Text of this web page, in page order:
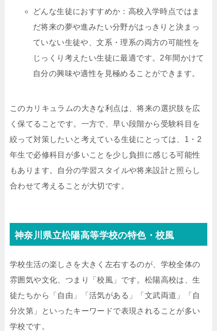
どんな生徒におすすめか：高校入学時点ではま
だ将来の夢や進みたい分野がはっきりと決まっ
ていない生徒や、文系・理系の両方の可能性を
じっくり考えたい生徒に最適です。2年間かけて
自分の興味や適性を見極めることができます。
このカリキュラムの大きな利点は、将来の選択肢を広
く保てることです。一方で、早い段階から受験科目を
絞って対策したいと考えている生徒にとっては、1・2
年生で必修科目が多いことを少し負担に感じる可能性
もあります。自分の学習スタイルや将来設計と照らし
合わせて考えることが大切です。
神奈川県立松陽高等学校の特色・校風
学校生活の楽しさを大きく左右するのが、学校全体の
雰囲気や文化、つまり「校風」です。松陽高校は、生
徒たちから「自由」「活気がある」「文武両道」「自
分次第」といったキーワードで表現されることが多い
学校です。